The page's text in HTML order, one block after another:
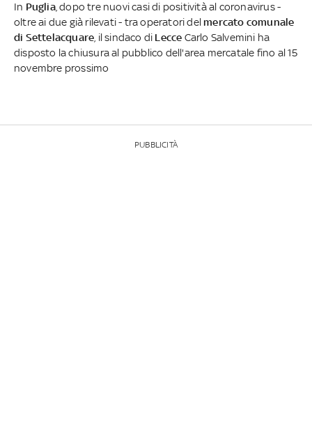
In Puglia, dopo tre nuovi casi di positività al coronavirus -
oltre ai due già rilevati - tra operatori del mercato comunale
di Settelacquare il sindaco di Lecce Carlo Salvemini ha
disposto la chiusura al pubblico dell'area mercatale fino al 15
novembre prossimo
PUBBLICITÀ